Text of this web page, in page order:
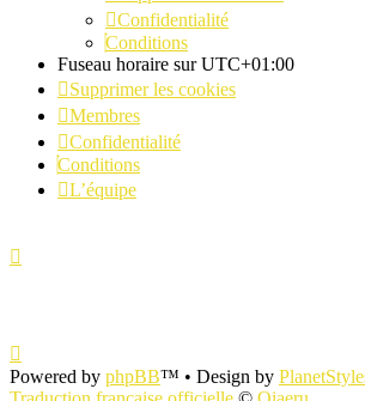
Confidentialité
Conditions
Fuseau horaire surUTC+01:00
Supprimer les cookies
Membres
Confidentialité
Conditions
L’équipe
Powered by phpBB™ • Design by